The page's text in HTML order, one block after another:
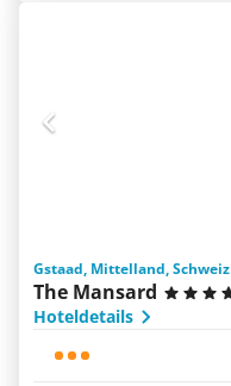
Gstaad, Mittelland, Schweiz
The Mansard
Hoteldetails